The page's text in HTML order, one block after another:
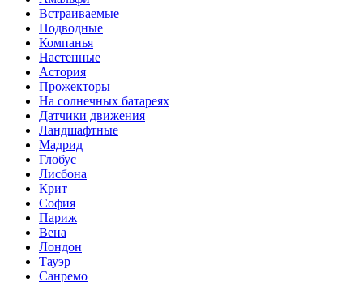
Встраиваемые
Подводные
Компанья
Настенные
Астория
Прожекторы
На солнечных батареях
Датчики движения
Ландшафтные
Мадрид
Глобус
Лисбона
Крит
София
Париж
Вена
Лондон
Тауэр
Санремо